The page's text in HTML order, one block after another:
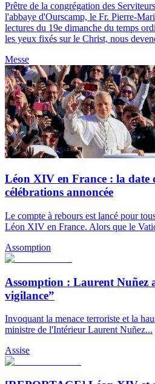
Prêtre de la congrégation des
l'abbaye d'Ourscamp, le Fr. Pierre-
lectures du 19e dimanche du temps
les yeux fixés sur le Christ, nous
Messe
Léon XIV en France : la date
célébrations annoncée
Le compte à rebours est lancé pour
Léon XIV en France. Alors que le
Assomption
Assomption : Laurent Nuñez
vigilance”
Invoquant la menace terroriste et la
ministre de l'Intérieur Laurent Nuñez...
Assise